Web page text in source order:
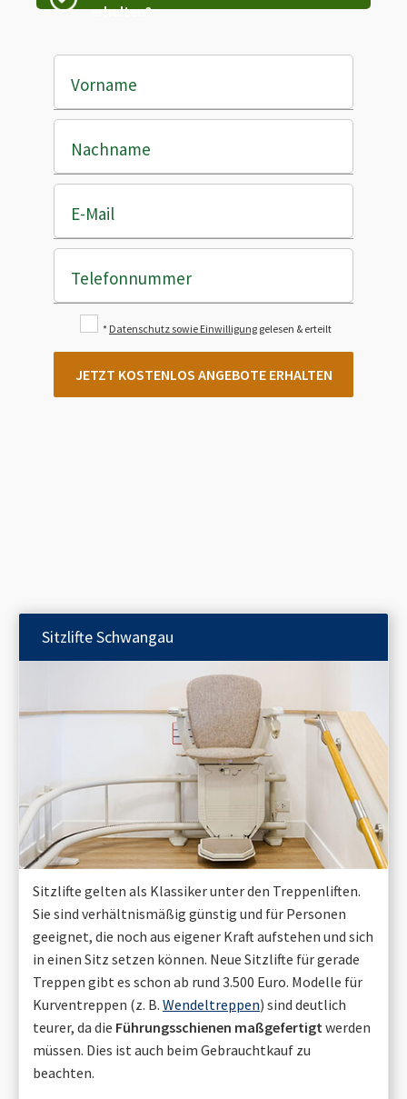
erhalten?
Vorname
Nachname
E-Mail
Telefonnummer
* Datenschutz sowie Einwilligung gelesen & erteilt
JETZT KOSTENLOS ANGEBOTE ERHALTEN
SitzlifteSchwangau
Sitzlifte gelten als Klassiker unter den Treppenliften.
Sie sind verhältnismäßig günstig und für Personen
geeignet, die noch aus eigener Kraft aufstehen und sich
in einen Sitz setzen können. Neue Sitzlifte für gerade
Treppen gibt es schon ab rund 3.500 Euro. Modelle für
Kurventreppen (z. B. Wendeltreppen) sind deutlich
teurer, da die Führungsschienen maßgefertigt werden
müssen. Dies ist auch beim Gebrauchtkauf zu
beachten.